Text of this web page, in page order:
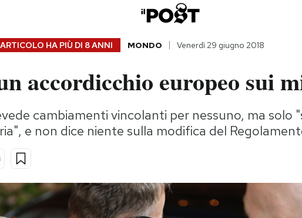
HA PIÙ DI 8 ANNI MONDO Venerdì 29 giugno 2018
accordicchio europeo sui
cambiamenti vincolanti per nessuno, ma solo
e non dice niente sulla modifica del